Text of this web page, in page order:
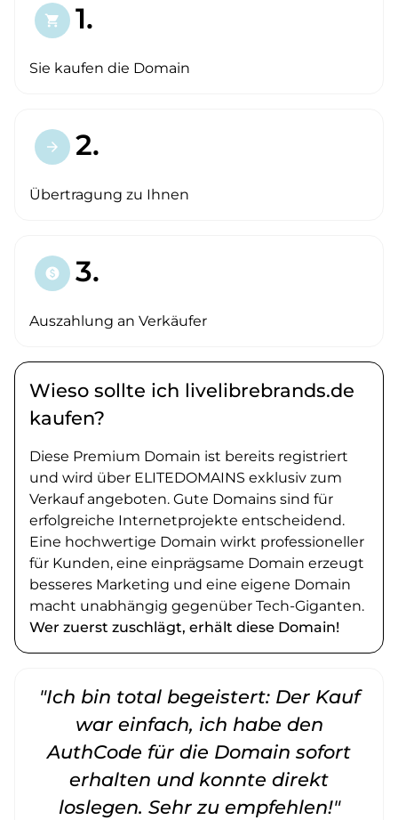
shopping_cart 1.
Sie kaufen die Domain
arrow_forward 2.
Übertragung zu Ihnen
paid 3.
Auszahlung an Verkäufer
Wieso sollte ich livelibrebrands.de
kaufen?
Diese Premium Domain ist bereits registriert
und wird über ELITEDOMAINS exklusiv zum
Verkauf angeboten. Gute Domains sind für
erfolgreiche Internetprojekte entscheidend.
Eine hochwertige Domain wirkt professioneller
für Kunden, eine einprägsame Domain erzeugt
besseres Marketing und eine eigene Domain
macht unabhängig gegenüber Tech-Giganten.
Wer zuerst zuschlägt, erhält diese Domain!
"Ich bin total begeistert: Der Kauf
war einfach, ich habe den
AuthCode für die Domain sofort
erhalten und konnte direkt
loslegen. Sehr zu empfehlen!"